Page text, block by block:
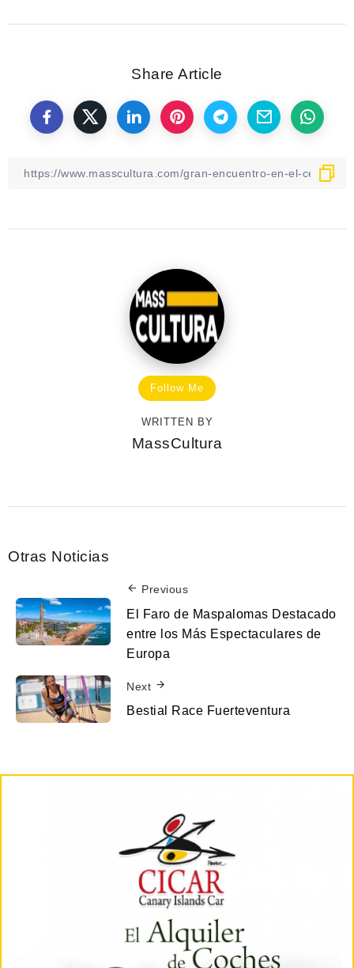
Share Article
Follow Me
WRITTEN BY
MassCultura
Otras Noticias
Previous
El Faro de Maspalomas Destacado
entre los Más Espectaculares de
Europa
Next
Bestial Race Fuerteventura